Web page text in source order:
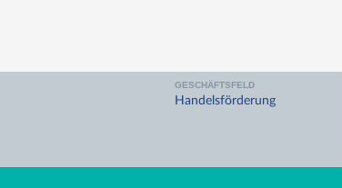
GESCHÄFTSFELD
Handelsförderung